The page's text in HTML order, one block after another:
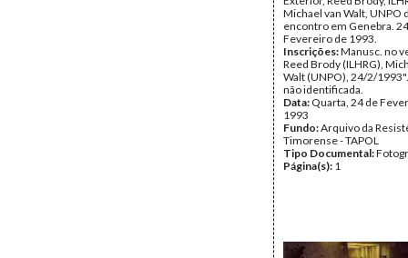
Michael van Walt, UNPO
encontro em Genebra.
Fevereiro de 1993.
Inscrições:Manusc. no
Reed Brody (ILHRG),
Walt (UNPO), 24/2/
não identificada.
Data: Quarta, 24 de
1993
Fundo:Arquivo da
Timorense - TAPOL
Tipo Documental:
Página(s): 1